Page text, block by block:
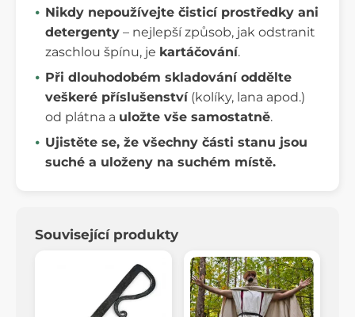
Nikdy nepoužívejte čisticí prostředky ani
detergenty – nejlepší způsob, jak odstranit
zaschlou špínu, je kartáčování.
Při dlouhodobém skladování oddělte
veškeré příslušenství(kolíky, lana apod.)
od plátna a uložte vše samostatně.
Ujistěte se, že všechny části stanu jsou
suché a uloženy na suchém místě.
Související produkty